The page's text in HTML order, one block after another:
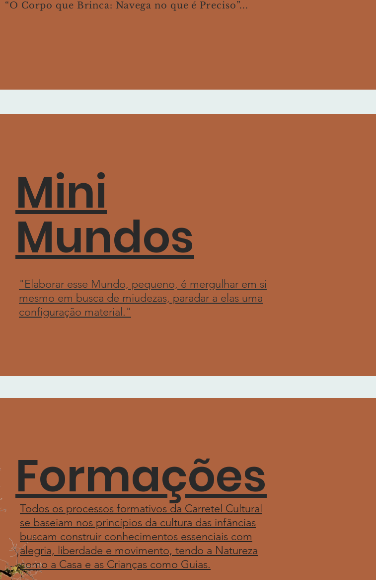
“O Corpo que Brinca: Navega no que é Preciso”...
Mini
Mundos
"Elaborar esse Mundo, pequeno, é mergulhar em si
mesmo em busca de miudezas, paradar a elas uma
configuração material."
Formações
Todos os processos formativos da Carretel Cultural
se baseiam nos princípios da cultura das infâncias
buscam construir conhecimentos essenciais com
alegria, liberdade e movimento, tendo a Natureza
como a Casa e as Crianças como Guias.